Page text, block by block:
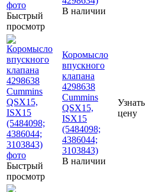
Быстрый
просмотр
В наличии
Быстрый
просмотр
Коромысло
впускного
клапана
4298638
Cummins
QSX15,
ISX15
(5484098;
4386044;
3103843)
В наличии
Узнать
цену